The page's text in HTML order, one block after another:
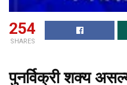
254
SHARES
पुनर्विक्री शक्य